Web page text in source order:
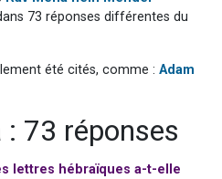
13 personnes viennent de demander une bénédiction
viennent de faire un don pour Sauvez la jambe de Yohan
places pour étudier en groupe sur Zoom
73 réponses différentes du
été cités, comme : Adam
73 réponses
lettres hébraïques a-t-elle